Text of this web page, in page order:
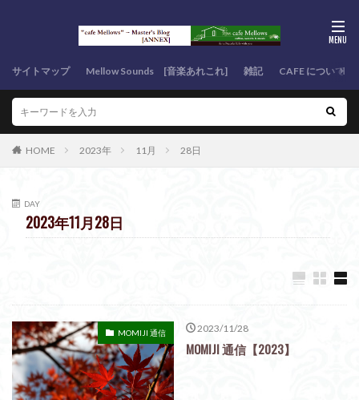
サイトマップ Mellow Sounds [音楽あれこれ] 雑記 CAFE について
HOME 2023年 11月 28日
DAY
2023年11月28日
MOMIJI 通信 2023/11/28
MOMIJI 通信【2023】